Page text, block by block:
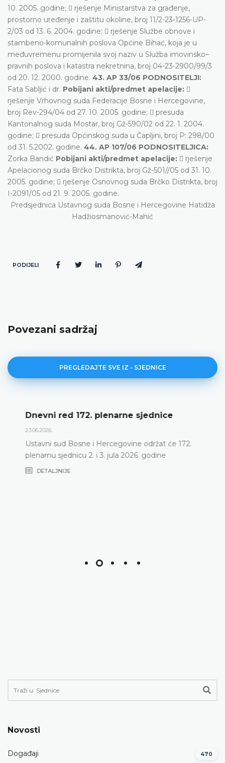
10. 2005. godine;  rješenje Ministarstva za građenje,
prostorno uređenje i zaštitu okoline, broj 11/2-23-1256-UP-
2/03 od 13. 6. 2004. godine;  rješenje Službe obnove i
stambeno-komunalnih poslova Općine Bihać, koja je u
međuvremenu promijenila svoj naziv u Služba imovinsko–
pravnih poslova i katastra nekretnina, broj 04-23-2900/99/3
od 20. 12. 2000. godine. 43. AP 33/06 PODNOSITELJI:
Fata Sabljić i dr. Pobijani akti/predmet apelacije: 
rješenje Vrhovnog suda Federacije Bosne i Hercegovine,
broj Rev-294/04 od 27. 10. 2005. godine;  presuda
Kantonalnog suda Mostar, broj Gž-590/02 od 22. 1. 2004.
godine;  presuda Općinskog suda u Čapljini, broj P: 298/00
od 31. 5.2002. godine. 44. AP 107/06 PODNOSITELJICA:
Zorka Bandić Pobijani akti/predmet apelacije:  rješenje
Apelacionog suda Brčko Distrikta, broj Gž-501//05 od 31. 10.
2005. godine;  rješenje Osnovnog suda Brčko Distrikta, broj
I-2091/05 od 21. 9. 2005. godine.
Predsjednica Ustavnog suda Bosne i Hercegovine Hatidža
Hadžiosmanović-Mahić
PODIJELI
Povezani sadržaj
PREGLEDAJTE SVE IZ - SJEDNICE
Dnevni red 172. plenarne sjednice
23.06.2026.
Ustavni sud Bosne i Hercegovine održat će 172.
plenarnu sjednicu 2. i 3. jula 2026. godine
DETALJNIJE
Novosti
Događaji 470